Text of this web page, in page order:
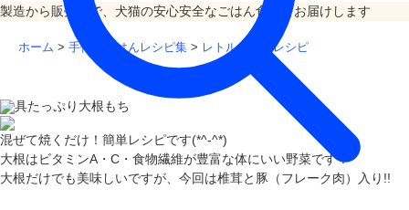
製造から販売まで、犬猫の安心安全なごはん食材をお届けします
ホーム > 手作りごはんレシピ集 > レトルト肉のレシピ
具たっぷり大根もち
混ぜて焼くだけ！簡単レシピです(*^-^*)
大根はビタミンA・C・食物繊維が豊富な体にいい野菜です！
大根だけでも美味しいですが、今回は椎茸と豚（フレーク肉）入り!!